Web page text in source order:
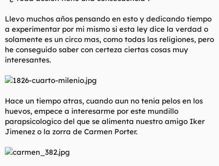
Llevo muchos años pensando en esto y dedicando tiempo
a experimentar por mi mismo si esta ley dice la verdad o
solamente es un circo mas, como todas las religiones, pero
he conseguido saber con certeza ciertas cosas muy
interesantes.
Hace un tiempo atras, cuando aun no tenia pelos en los
huevos, empece a interesarme por este mundillo
parapsicologico del que se alimenta nuestro amigo Iker
Jimenez o la zorra de Carmen Porter.